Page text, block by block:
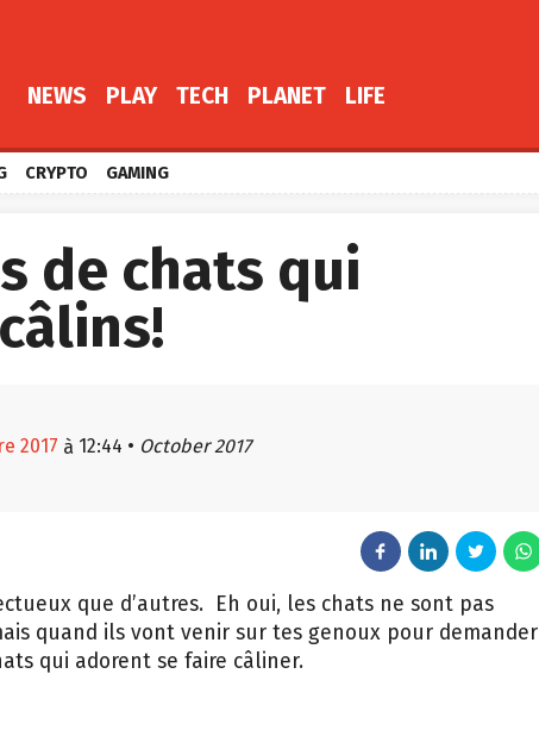
NEWS PLAY TECH PLANET LIFE
CRYPTO GAMING
de chats qui
2017 à 12:44 • October 2017
que d’autres. Eh oui, les chats ne sont pas
quand ils vont venir sur tes genoux pour demander
qui adorent se faire câliner.